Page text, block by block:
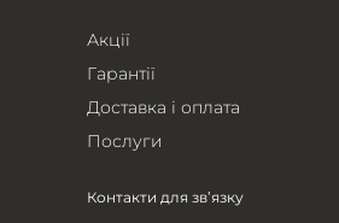
Акції
Гарантії
Доставка і оплата
Послуги
Контакти для зв’язку